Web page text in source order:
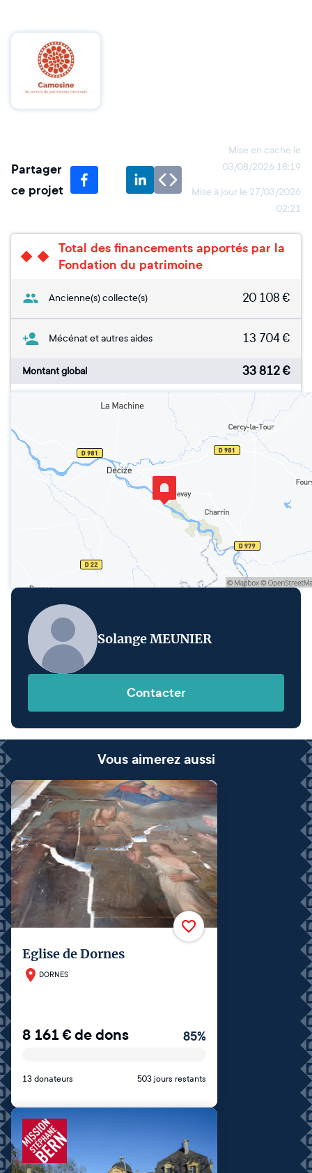
Partager
ce projet
Mise en cache le
03/08/2026 18:19
Mise à jour le 27/03/2026
02:21
Total des financements apportés par la
Fondation du patrimoine
Ancienne(s) collecte(s) 20 108 €
Mécénat et autres aides 13 704€
Montant global 33 812€
Solange MEUNIER
Contacter
Vous aimerez aussi
Eglise de Dornes
DORNES
8 161€de dons 85%
13 donateurs 503 jours restants